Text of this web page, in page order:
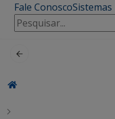
Fale ConoscoSistemas
Pesquisar
por: